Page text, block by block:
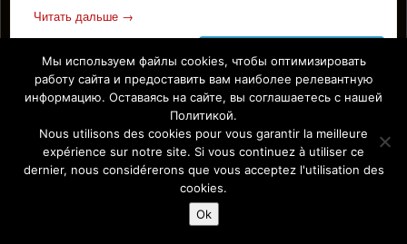
Читать дальше →
Facebook
Affiche Paris-Europe magazine/ Афиша Париж-Европа © 2011-
2026 Afficha.info -Tous droits réservés/Все права защищены –
Mentions légales
Мы используем файлы cookies, чтобы оптимизировать
работу сайта и предоставить вам наиболее релевантную
информацию. Оставаясь на сайте, вы соглашаетесь с нашей
Политикой.
Nous utilisons des cookies pour vous garantir la meilleure
expérience sur notre site. Si vous continuez à utiliser ce
dernier, nous considérerons que vous acceptez l'utilisation des
cookies.
Ok